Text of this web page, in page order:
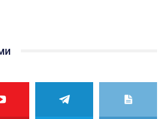
нас - просто натисни "лайк" під
programme for the development of
and ask to help us implement our plan